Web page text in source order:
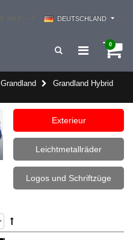
DEUTSCHLAND
0
Grandland
Grandland Hybrid
Exterieur
Leichtmetallräder
Logos und Schriftzüge